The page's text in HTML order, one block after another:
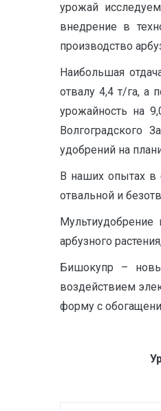
урожай
внедрение в
производство
Наибольшая
отвалу 4,4 т/га, а
урожайность на
Волгоградского
удобрений на
В наших опытах в
отвальной и
арбузного
Бишокупр –
воздействием
форму с